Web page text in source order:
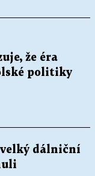
že éra
politiky
velký dálniční